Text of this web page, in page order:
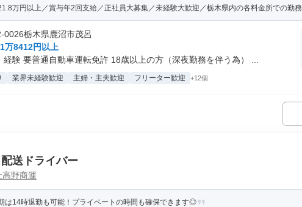
万円以上／賞与年2回支給／正社員大募集／未経験大歓迎／栃木県内の各料金所での勤務
0026栃木県鹿沼市茂呂
万8412円以上
経験 要普通自動車運転免許 18歳以上の方（深夜勤務を伴う為） ...
業界未経験歓迎 主婦・主夫歓迎 フリーター歓迎 +12個
送ドライバー
野商運
は14時退勤も可能！プライベートの時間も確保できます◎